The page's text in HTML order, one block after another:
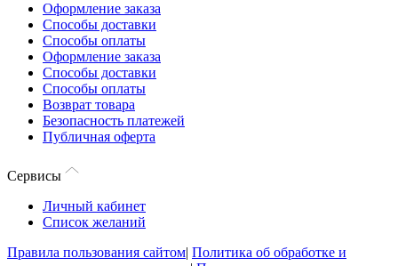
Оформление заказа
Способы доставки
Способы оплаты
Оформление заказа
Способы доставки
Способы оплаты
Возврат товара
Безопасность платежей
Публичная оферта
Сервисы
Личный кабинет
Список желаний
Правила пользования сайтом| Политика об обработке и